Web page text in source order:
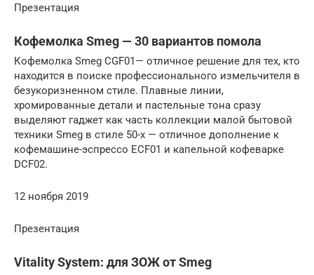
Презентация
Кофемолка Smeg — 30 вариантов помола
Кофемолка Smeg CGF01— отличное решение для тех, кто
находится в поиске профессионального измельчителя в
безукоризненном стиле. Плавные линии,
хромированные детали и пастельные тона сразу
выделяют гаджет как часть коллекции малой бытовой
техники Smeg в стиле 50-х — отличное дополнение к
кофемашине-эспрессо ECF01 и капельной кофеварке
DCF02.
12 ноября 2019
Презентация
Vitality System: для ЗОЖ от Smeg